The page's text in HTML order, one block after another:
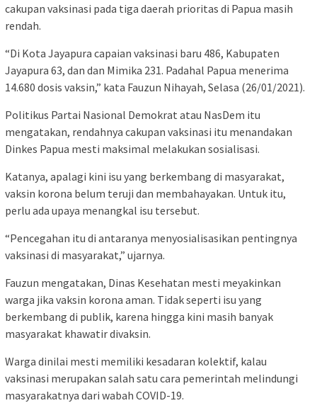
cakupan vaksinasi pada tiga daerah prioritas di Papua masih
rendah.
“Di Kota Jayapura capaian vaksinasi baru 486, Kabupaten
Jayapura 63, dan dan Mimika 231. Padahal Papua menerima
14.680 dosis vaksin,” kata Fauzun Nihayah, Selasa (26/01/2021).
Politikus Partai Nasional Demokrat atau NasDem itu
mengatakan, rendahnya cakupan vaksinasi itu menandakan
Dinkes Papua mesti maksimal melakukan sosialisasi.
Katanya, apalagi kini isu yang berkembang di masyarakat,
vaksin korona belum teruji dan membahayakan. Untuk itu,
perlu ada upaya menangkal isu tersebut.
“Pencegahan itu di antaranya menyosialisasikan pentingnya
vaksinasi di masyarakat,” ujarnya.
Fauzun mengatakan, Dinas Kesehatan mesti meyakinkan
warga jika vaksin korona aman. Tidak seperti isu yang
berkembang di publik, karena hingga kini masih banyak
masyarakat khawatir divaksin.
Warga dinilai mesti memiliki kesadaran kolektif, kalau
vaksinasi merupakan salah satu cara pemerintah melindungi
masyarakatnya dari wabah COVID-19.